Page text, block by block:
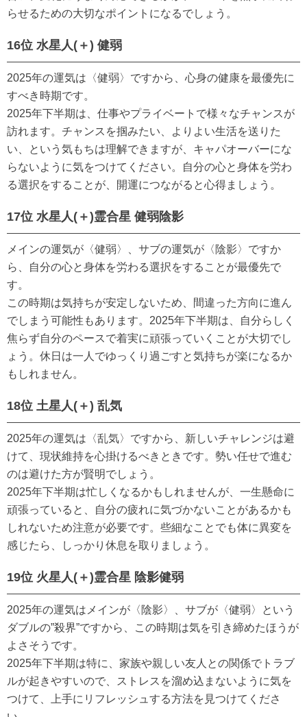
らせるための大切なポイントになるでしょう。
16位 水星人(＋) 健弱
2025年の運気は〈健弱〉ですから、心身の健康を最優先に
すべき時期です。
2025年下半期は、仕事やプライベートで様々なチャンスが
訪れます。チャンスを掴みたい、よりよい生活を送りた
い、という気もちは理解できますが、キャパオーバーにな
らないように気をつけてください。自分の心と身体を労わ
る選択をすることが、開運につながると心得ましょう。
17位 水星人(＋)霊合星 健弱陰影
メインの運気が〈健弱〉、サブの運気が〈陰影〉ですか
ら、自分の心と身体を労わる選択をすることが最優先で
す。
この時期は気持ちが安定しないため、間違った方向に進ん
でしまう可能性もあります。2025年下半期は、自分らしく
焦らず自分のペースで着実に頑張っていくことが大切でし
ょう。休日は一人でゆっくり過ごすと気持ちが楽になるか
もしれません。
18位 土星人(＋) 乱気
2025年の運気は〈乱気〉ですから、新しいチャレンジは避
けて、現状維持を心掛けるべきときです。勢い任せで進む
のは避けた方が賢明でしょう。
2025年下半期は忙しくなるかもしれませんが、一生懸命に
頑張っていると、自分の疲れに気づかないことがあるかも
しれないため注意が必要です。些細なことでも体に異変を
感じたら、しっかり休息を取りましょう。
19位 火星人(＋)霊合星 陰影健弱
2025年の運気はメインが〈陰影〉、サブが〈健弱〉という
ダブルの”殺界”ですから、この時期は気を引き締めたほうが
よさそうです。
2025年下半期は特に、家族や親しい友人との関係でトラブ
ルが起きやすいので、ストレスを溜め込まないように気を
つけて、上手にリフレッシュする方法を見つけてくださ